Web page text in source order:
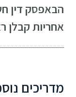
הבאפסק דין
אחריות קבלן
מדריכים